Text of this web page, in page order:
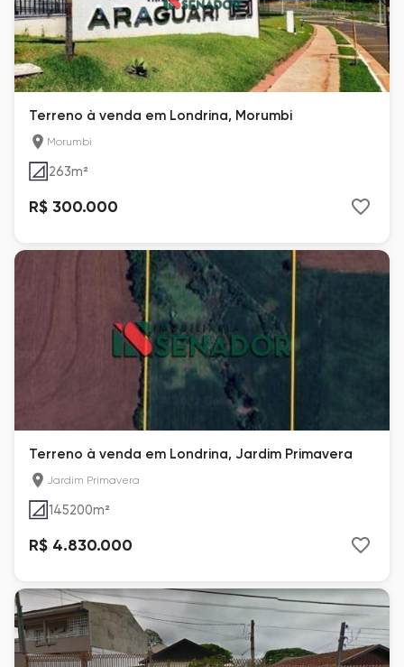
Terreno à venda em Londrina, Morumbi
Morumbi
263m²
R$ 300.000
Terreno à venda em Londrina, Jardim Primavera
Jardim Primavera
145200m²
R$ 4.830.000